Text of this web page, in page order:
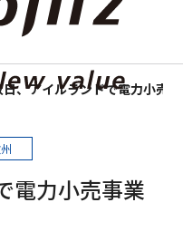
日、アイルランドで電力小売
電力小売事業